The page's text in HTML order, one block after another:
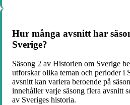
Hur många avsnitt har
Sverige?
Säsong 2 av Historien om Sverige
utforskar olika teman och perioder i
avsnitt kan variera beroende på
innehåller varje säsong flera avsnitt
av Sveriges historia.